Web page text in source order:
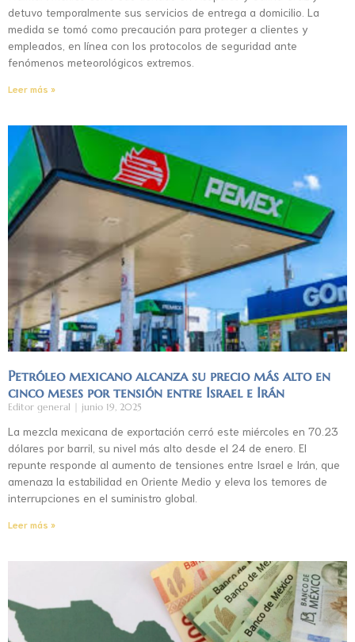
detuvo temporalmente sus servicios de entrega a domicilio. La
medida se tomó como precaución para proteger a clientes y
empleados, en línea con los protocolos de seguridad ante
fenómenos meteorológicos extremos.
Leer más »
Petróleo mexicano alcanza su precio más alto en
cinco meses por tensión entre Israel e Irán
Editor general junio 19, 2025
La mezcla mexicana de exportación cerró este miércoles en 70.23
dólares por barril, su nivel más alto desde el 24 de enero. El
repunte responde al aumento de tensiones entre Israel e Irán, que
amenaza la estabilidad en Oriente Medio y eleva los temores de
interrupciones en el suministro global.
Leer más »